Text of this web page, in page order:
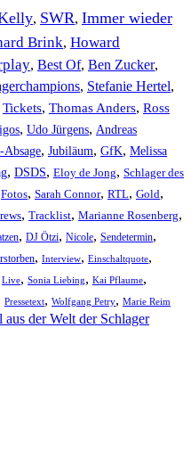
, SWR, Immer wieder
Brink, Howard
, Best Of, Ben Zucker,
, Stefanie Hertel,
Tickets, Thomas Anders, Ross
, Udo Jürgens, Andreas
Absage, Jubiläum, GfK, Melissa
, DSDS, Eloy de Jong, Schlager des
Fotos, Sarah Connor, RTL, Gold,
, Tracklist, Marianne Rosenberg,
, DJ Ötzi, Nicole, Sendetermin,
, Interview, Einschaltquote,
Live, Sonia Liebing, Kai Pflaume,
Pressetext, Wolfgang Petry, Marie Reim